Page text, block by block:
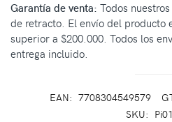
Garantía de venta: Todos
de retracto. El envío del producto
superior a $200.000. Todos los
entrega incluido.
EAN: 7708304549579
SKU: